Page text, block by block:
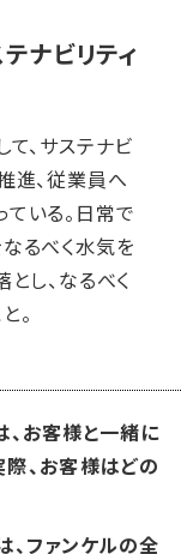
ナビリティ
て、サステナビ
進、従業員へ
いる。日常で
るべく水気を
し、なるべく
。
、お客様と一緒に
、お客様はどの
、ファンケルの全